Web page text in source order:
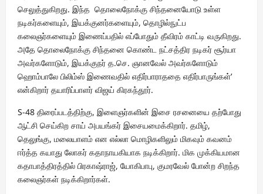
செலுத்துகிறது. இந்த தொலைநோக்கு சிந்தனையோடு உள்ள
நடிகர்களையும், இயக்குனர்களையும், தொழில்நுட்ப
கலைஞர்களையும் இணைப்பதில் எப்போதும் தீவிரம் காட்டி வருகிறது.
அதே தொலைநோக்கு சிந்தனை கொண்ட நட்சத்திர நடிகர் சூர்யா
அவர்களோடும், இயக்குநர் த.செ. ஞானவேல் அவர்களோடும்
ஹொம்பாலே பிலிம்ஸ் இணைவதில் எதிர்பாராததை எதிர்பாருங்கள்’
என்கிறார் தயாரிப்பாளர் விஜய் கிரகந்தூர்.
S-48 திரைப்படத்திற்கு, இளைஞர்களின் இசை ரசனையை தற்போது
ஆட்சி செய்கிற சாய் அபயங்கர் இசையமைக்கிறார். தமிழ்,
தெலுங்கு, மலையாளம் என எல்லா மொழிகளிலும் மிகவும் கவனம்
ஈர்த்த கயாது லோகர் கதாநாயகியாக நடிக்கிறார். மிக முக்கியமான
கதாபாத்திரத்தில் பிரகாஷ்ராஜ், யோகிபாபு, குமரவேல் போன்ற சிறந்த
கலைஞர்கள் நடிக்கிறார்கள்.